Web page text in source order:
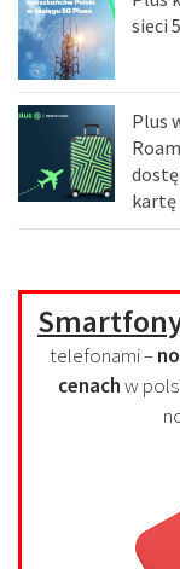
sieci
Plus
kartę
telefonami –
cenachw